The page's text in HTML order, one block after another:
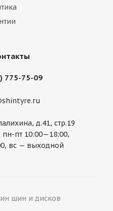
775-75-09
д.41, стр.19
пт 10:00—18:00,
вс — выходной
шин и дисков